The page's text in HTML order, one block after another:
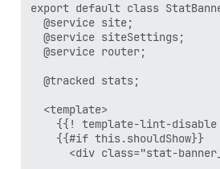
export default class
  @service site;
  @service siteSettings;
  @service router;
  @tracked stats;
  <template>
{{! template-lint-disable
    {{#if this.shouldShow}}